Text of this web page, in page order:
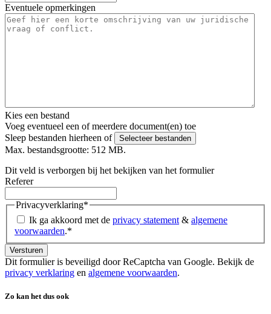
Eventuele opmerkingen
Kies een bestand
Voeg eventueel een of meerdere document(en) toe
Sleep bestanden hierheen of
Selecteer bestanden
Max. bestandsgrootte: 512 MB.
Dit veld is verborgen bij het bekijken van het formulier
Referer
Privacyverklaring*
Ik ga akkoord met de privacy statement & algemene
voorwaarden.*
Dit formulier is beveiligd door ReCaptcha van Google. Bekijk de
privacy verklaring en algemene voorwaarden.
Zo kan het dus ook